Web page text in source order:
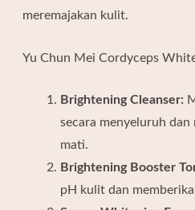
meremajakan kulit.
Yu Chun Mei Cordyceps
Brightening Cleanser:
secara menyeluruh
mati.
Brightening Booster
pH kulit dan